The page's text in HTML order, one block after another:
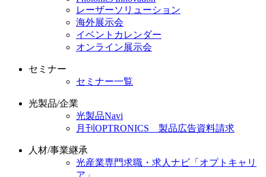
レーザーソリューション
海外展示会
イベントカレンダー
オンライン展示会
セミナー
セミナー一覧
光製品/企業
光製品Navi
月刊OPTRONICS 製品広告資料請求
人材/事業継承
光産業専門求職・求人ナビ「オプトキャリ